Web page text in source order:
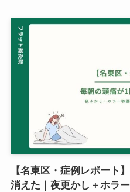
【名東区・症例レポート
消えた｜夜更かし＋ホラ